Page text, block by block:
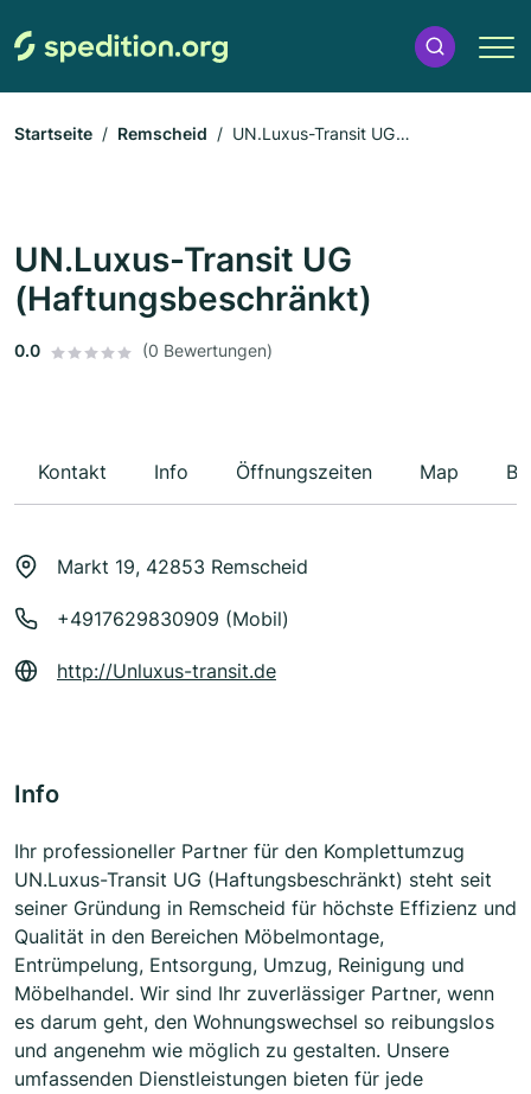
Startseite Remscheid
UN.Luxus-Transit UG
UN.Luxus-Transit UG
(Haftungsbeschränkt)
0.0 (0 Bewertungen)
Kontakt Info Öffnungszeiten Map
Markt 19, 42853 Remscheid
+4917629830909 (Mobil)
http://Unluxus-transit.de
Info
Ihr professioneller Partner für den Komplettumzug
UN.Luxus-Transit UG (Haftungsbeschränkt) steht seit
seiner Gründung in Remscheid für höchste Effizienz und
Qualität in den Bereichen Möbelmontage,
Entrümpelung, Entsorgung, Umzug, Reinigung und
Möbelhandel. Wir sind Ihr zuverlässiger Partner, wenn
es darum geht, den Wohnungswechsel so reibungslos
und angenehm wie möglich zu gestalten. Unsere
umfassenden Dienstleistungen bieten für jede